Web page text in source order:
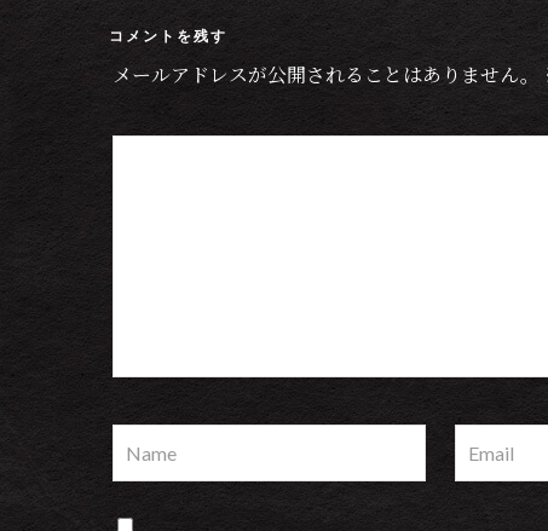
コメントを残す
メールアドレスが公開されることはありません。